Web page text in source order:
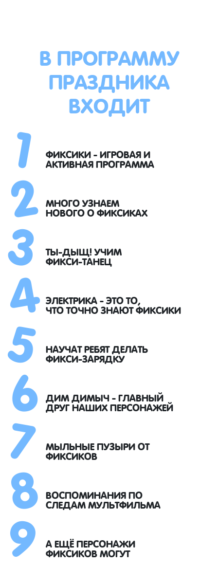
В ПРОГРАММУ
ПРАЗДНИКА
ВХОДИТ
ФИКСИКИ - ИГРОВАЯ И
АКТИВНАЯ ПРОГРАММА
МНОГО УЗНАЕМ
НОВОГО О ФИКСИКАХ
ТЫ-ДЫЩ! УЧИМ
ФИКСИ-ТАНЕЦ
ЭЛЕКТРИКА - ЭТО ТО,
ЧТО ТОЧНО ЗНАЮТ ФИКСИКИ
НАУЧАТ РЕБЯТ ДЕЛАТЬ
ФИКСИ-ЗАРЯДКУ
ДИМ ДИМЫЧ - ГЛАВНЫЙ
ДРУГ НАШИХ ПЕРСОНАЖЕЙ
МЫЛЬНЫЕ ПУЗЫРИ ОТ
ФИКСИКОВ
ВОСПОМИНАНИЯ ПО
СЛЕДАМ МУЛЬТФИЛЬМА
А ЕЩЁ ПЕРСОНАЖИ
ФИКСИКОВ МОГУТ